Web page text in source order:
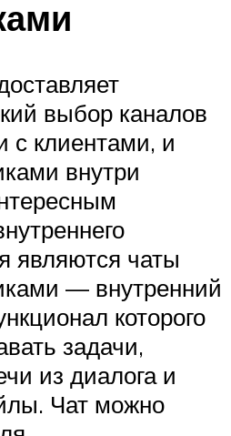
выбор каналов
с клиентами, и
внутри
являются чаты
— внутренний
которого
задачи,
из диалога и
Чат можно